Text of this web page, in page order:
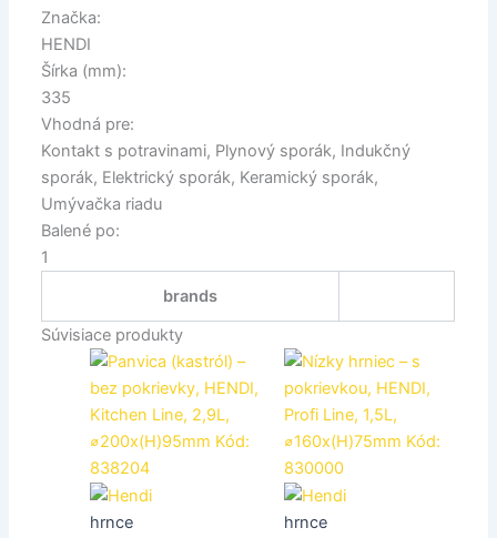
Značka:
HENDI
Šírka (mm):
335
Vhodná pre:
Kontakt s potravinami, Plynový sporák, Indukčný
sporák, Elektrický sporák, Keramický sporák,
Umývačka riadu
Balené po:
1
brands
Súvisiace produkty
hrnce
hrnce